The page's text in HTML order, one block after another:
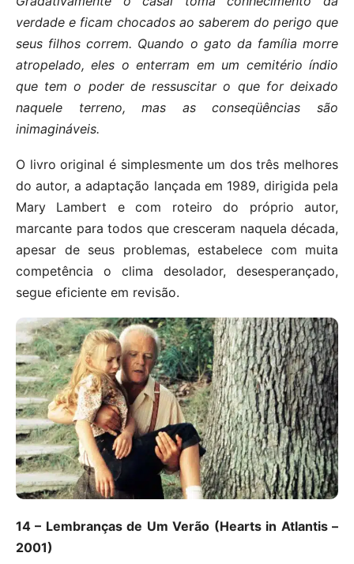
verdade e ficam chocados ao saberem do perigo que
seus filhos correm. Quando o gato da família morre
atropelado, eles o enterram em um cemitério índio
que tem o poder de ressuscitar o que for deixado
naquele terreno, mas as conseqüências são
inimagináveis.
O livro original é simplesmente um dos três melhores
do autor, a adaptação lançada em 1989, dirigida pela
Mary Lambert e com roteiro do próprio autor,
marcante para todos que cresceram naquela década,
apesar de seus problemas, estabelece com muita
competência o clima desolador, desesperançado,
segue eficiente em revisão.
14 – Lembranças de Um Verão (Hearts in Atlantis –
2001)